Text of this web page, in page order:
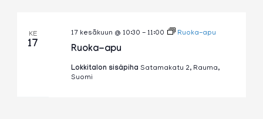
KE
17 Ruoka-apu
17 kesäkuun @ 10:30 - 11:00 Ruoka-apu
Lokkitalon sisäpiha Satamakatu 2, Rauma,
Suomi